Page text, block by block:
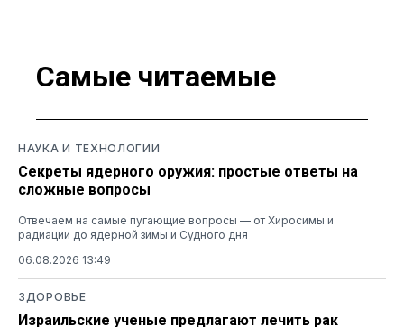
Самые читаемые
НАУКА И ТЕХНОЛОГИИ
Секреты ядерного оружия: простые ответы на
сложные вопросы
Отвечаем на самые пугающие вопросы — от Хиросимы и
радиации до ядерной зимы и Судного дня
06.08.2026 13:49
ЗДОРОВЬЕ
Израильские ученые предлагают лечить рак